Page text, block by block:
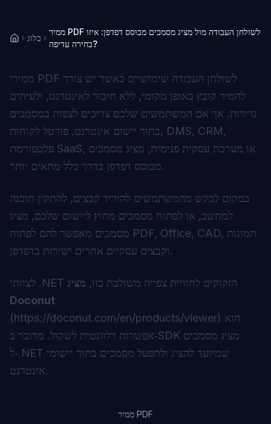
בלוג
ממיר PDF לשולחן העבודה מול מציג מסמכים מבוסס דפדפן: איזו
בחירה עדיפה?
ממירי PDF לשולחן העבודה שימושיים כאשר יש צורך
להמיר קובץ באופן מקומי, ללא חיבור לאינטרנט, ולעיתים
נדירות. אך אם המשתמשים שלכם צריכים לצפות במסמכים
בתוך יישום אינטרנט, פורטל לקוחות, DMS, CRM,
פלטפורמת SaaS, או מערכת עסקית פנימית, מציג מסמכים
מבוסס דפדפן בדרך כלל מתאים יותר.
במקום לבקש מהמשתמשים להוריד קבצים, להתקין תוכנה
למחשב, או לפתוח מסמכים מחוץ ליישום שלכם, מציג
מסמכים מאפשר להם לפתוח PDF, Office, CAD, תמונות
וקבצים עסקיים אחרים ישירות בדפדפן.
לצוותי .NET הזקוקים לחוויית צפייה משולבת כזו, מציג
Doconut
(https://doconut.com/en/products/viewer) הוא
אפשרות רלוונטית לשקול. מדובר ב‑SDK מציג מסמכים
ל‑.NET שמיועד להציג ולתפעל מסמכים בתוך יישומי
אינטרנט.
ממיר PDF